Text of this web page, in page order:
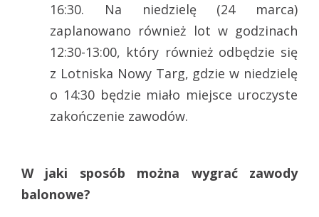
16:30. Na niedzielę (24 marca)
zaplanowano również lot w godzinach
12:30-13:00, który również odbędzie się
z Lotniska Nowy Targ, gdzie w niedzielę
o 14:30 będzie miało miejsce uroczyste
zakończenie zawodów.
W jaki sposób można wygrać zawody
balonowe?